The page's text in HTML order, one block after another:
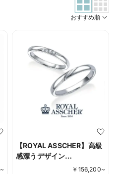
おすすめ順
~
【ROYAL ASSCHER】高級
感漂うデザイン
WRB076/WRA066
￥ 156,200~